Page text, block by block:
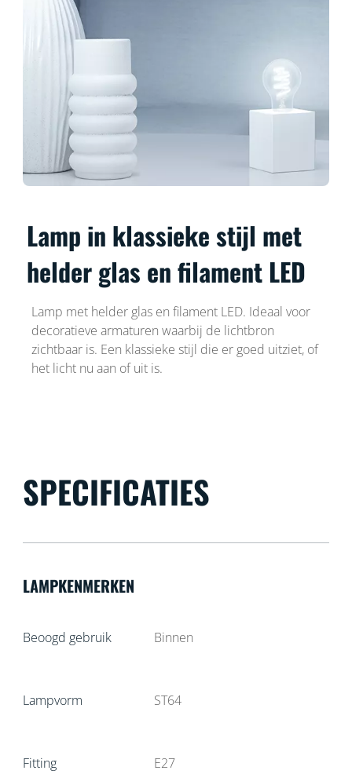
Lamp in klassieke stijl met
helder glas en filament LED
Lamp met helder glas en filament LED. Ideaal voor
decoratieve armaturen waarbij de lichtbron
zichtbaar is. Een klassieke stijl die er goed uitziet, of
het licht nu aan of uit is.
SPECIFICATIES
LAMPKENMERKEN
Beoogd gebruik Binnen
Lampvorm ST64
Fitting E27